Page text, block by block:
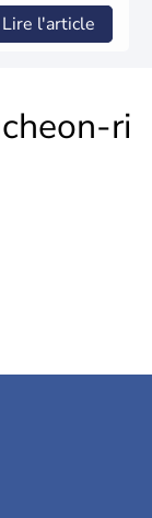
Lire l'article
ri